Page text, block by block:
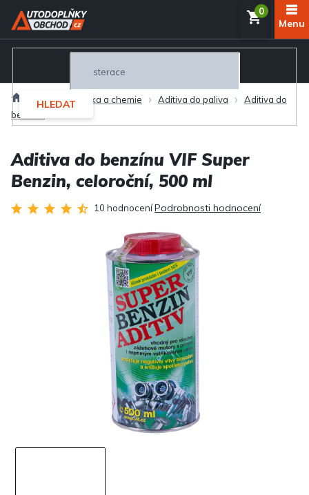
Přejít
obsah
HLEDAT
Autokosmetika a chemie Aditiva do paliva
Aditiva do
benzínu
Aditiva do benzínu VIF Super
Benzin, celoroční, 500 ml
Průměrné
hvězdiček.
10 hodnoceníPodrobnosti hodnocení